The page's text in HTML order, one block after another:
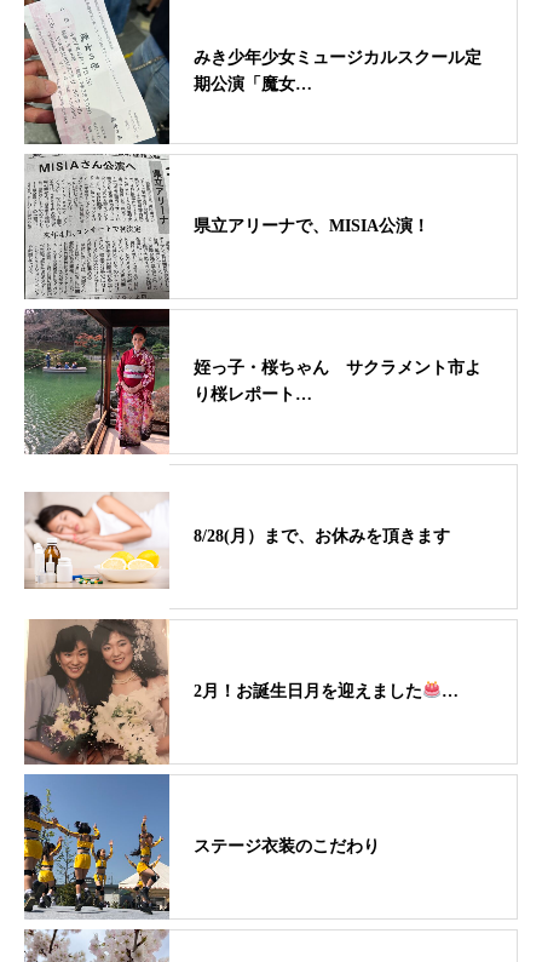
みき少年少女ミュージカルスクール定
期公演「魔女…
県立アリーナで、MISIA公演！
姪っ子・桜ちゃん サクラメント市よ
り桜レポート…
8/28(月）まで、お休みを頂きます
2月！お誕生日月を迎えました …
ステージ衣装のこだわり